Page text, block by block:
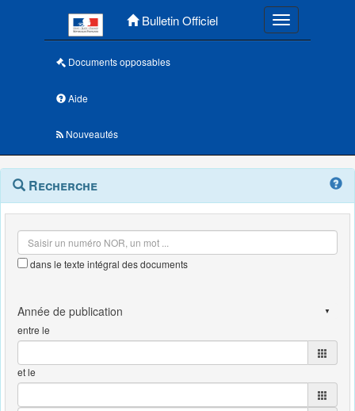
Bulletin Officiel Toggle
Documents opposables
Aide
Nouveautés
Navigation
outils
Menu
contextuel
Recherche
dans le texte intégral des documents
entre le
et le